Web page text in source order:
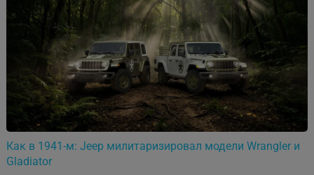
Как в 1941-м: Jeep милитаризировал модели Wrangler и
Gladiator